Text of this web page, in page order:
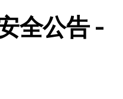
全公告 -